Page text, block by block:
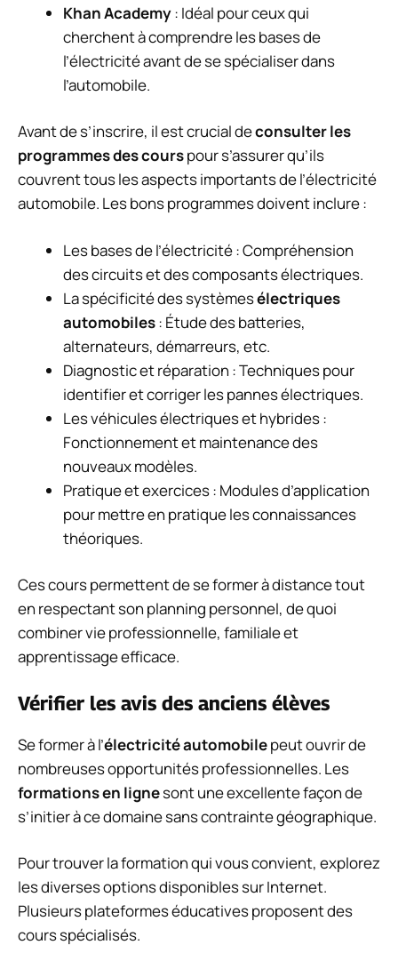
Khan Academy: Idéal pour ceux qui
cherchent à comprendre les bases de
l’électricité avant de se spécialiser dans
l’automobile.
Avant de s’inscrire, il est crucial deconsulter les
programmes des courspour s’assurer qu’ils
couvrent tous les aspects importants de l’électricité
automobile. Les bons programmes doivent inclure :
Les bases de l’électricité : Compréhension
des circuits et des composants électriques.
La spécificité des systèmesélectriques
automobiles: Étude des batteries,
alternateurs, démarreurs, etc.
Diagnostic et réparation : Techniques pour
identifier et corriger les pannes électriques.
Les véhicules électriques et hybrides :
Fonctionnement et maintenance des
nouveaux modèles.
Pratique et exercices : Modules d’application
pour mettre en pratique les connaissances
théoriques.
Ces cours permettent de se former à distance tout
en respectant son planning personnel, de quoi
combiner vie professionnelle, familiale et
apprentissage efficace.
Vérifier les avis des anciens élèves
Se former à l’électricité automobilepeut ouvrir de
nombreuses opportunités professionnelles. Les
formations en lignesont une excellente façon de
s’initier à ce domaine sans contrainte géographique.
Pour trouver la formation qui vous convient, explorez
les diverses options disponibles sur Internet.
Plusieurs plateformes éducatives proposent des
cours spécialisés.